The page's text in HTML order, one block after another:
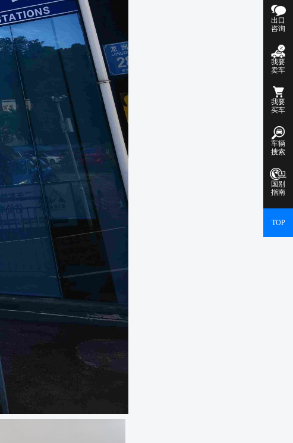
出口
咨询
我要
卖车
我要
买车
车辆
搜索
国别
指南
TOP